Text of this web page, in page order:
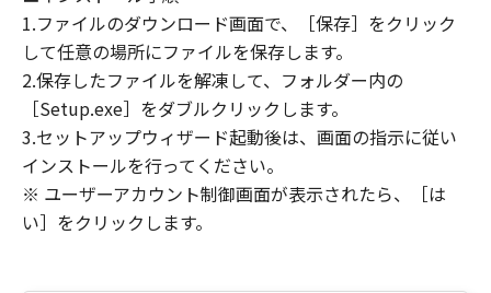
(3) お客様が本契約書のいずれかの条項に違反
した場合、本契約書は直ちに終了します。
(4) お客様は、上記(3)によって本契約書が終了
した場合、速やかに、「本ソフトウェア」およ
びその複製物のすべてを廃棄または消去するも
のとします。
(5）上記にかかわらず、本契約書第2条、第4条
から第7条まで、第8条第4項および第10条の規
定は、本契約書の終了後も効力を有します。
1.ファイルのダウンロード画面で、［保存］をクリック
して任意の場所にファイルを保存します。
2.保存したファイルを解凍して、フォルダー内の
［Setup.exe］をダブルクリックします。
3.セットアップウィザード起動後は、画面の指示に従い
インストールを行ってください。
※ ユーザーアカウント制御画面が表示されたら、［は
い］をクリックします。